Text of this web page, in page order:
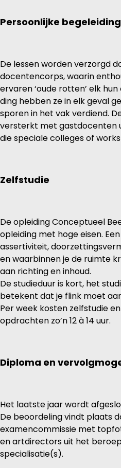
Persoonlijke begeleiding
De lessen worden verzorgd
docentencorps, waarin
ervaren ‘oude rotten’ elk
ding hebben ze in elk geval
sporen in het vak verdiend.
versterkt met gastdocenten
die speciale colleges of
Zelfstudie
De opleiding Conceptueel
opleiding met hoge eisen.
assertiviteit,
en waarbinnen je de ruimte
aan richting en inhoud.
De studieduur is kort, het
betekent dat je flink moet
Per week kosten zelfstudie
opdrachten zo’n 12 à 14 uur.
Diploma en
Het laatste jaar wordt
De beoordeling vindt plaats
examencommissie met
en artdirectors uit het
specialisatie(s).